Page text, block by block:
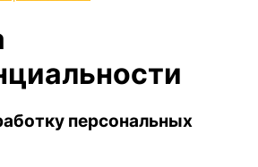
персональных